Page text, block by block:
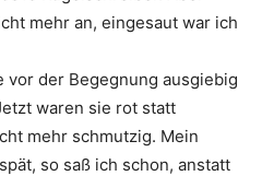
mehr an, eingesaut war ich
vor der Begegnung ausgiebig
waren sie rot statt
mehr schmutzig. Mein
so saß ich schon, anstatt